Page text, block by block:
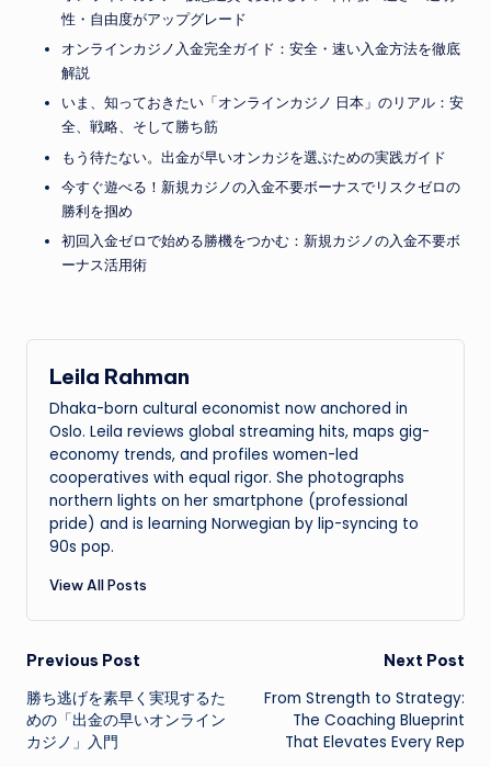
性・自由度がアップグレード
オンラインカジノ入金完全ガイド：安全・速い入金方法を徹底
解説
いま、知っておきたい「オンラインカジノ 日本」のリアル：安
全、戦略、そして勝ち筋
もう待たない。出金が早いオンカジを選ぶための実践ガイド
今すぐ遊べる！新規カジノの入金不要ボーナスでリスクゼロの
勝利を掴め
初回入金ゼロで始める勝機をつかむ：新規カジノの入金不要ボ
ーナス活用術
Leila Rahman
Dhaka-born cultural economist now anchored in
Oslo. Leila reviews global streaming hits, maps gig-
economy trends, and profiles women-led
cooperatives with equal rigor. She photographs
northern lights on her smartphone (professional
pride) and is learning Norwegian by lip-syncing to
90s pop.
View All Posts
Post
navigation
Previous Post
勝ち逃げを素早く実現するた
めの「出金の早いオンライン
カジノ」入門
Next Post
From Strength to Strategy:
The Coaching Blueprint
That Elevates Every Rep